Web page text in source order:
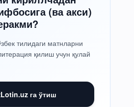
(ва акси)
тилидаги матнларни
қилиш учун қулай
га ўтиш